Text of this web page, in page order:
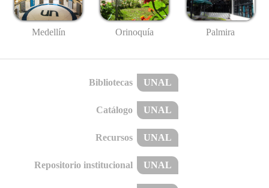
Medellín Orinoquía Palmira
Bibliotecas UNAL
Catálogo UNAL
Recursos UNAL
Repositorio institucional UNAL